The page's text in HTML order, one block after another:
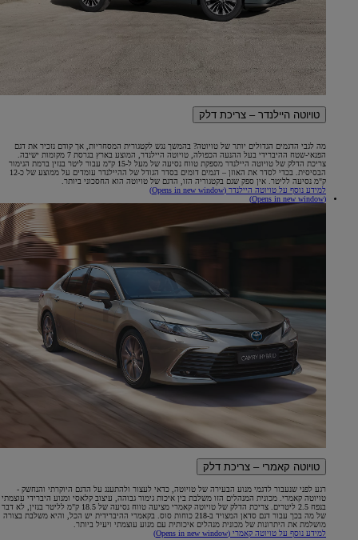
טויוטה היילנדר – צריכת דלק
מה לגבי הדגמים הגדולים יותר של טויוטה? בהמשך נגש לקטגורית המסחריות, אך קודם נזכיר את דגם
הפנאי-שטח ההיברידי בעל ההנעה הכפולה, טויוטה היילנדר, המוצע בארץ בגרסת 7 מקומות ישיבה.
צריכת הדלק של טויוטה היילנדר מספקת טווח נסיעה של מעל ל-15 ק"מ עבור ליטר בנזין ברמת הגימור
הבסיסית. בכדי לסדר את האוזן – דגמים דומים בסדר הגודל של ההיילנדר עומדים על ממוצע של כ-12
ק"מ נסיעה לליטר. אין ספק שגם בקטגוריה הזו, הדגם של טויוטה הוא החסכוני ביותר.
למידע נוסף על טויוטה היילנדר (Opens in new window)
(Opens in new window)
טויוטה קאמרי – צריכת דלק
רגע לפני שנעבור לדגמי מנוע הבעירה של טויוטה, כדאי לעצור ולהתענג על הדגם היוקרתי והנחשק -
טויוטה קאמרי. מכונית המנהלים הזו משלבת בין איכות גימור גבוהה, עיצוב קלאסי ומנוע היברידי עוצמתי
בנפח 2.5 ליטרים. צריכת הדלק של טויוטה קאמרי מציעה טווח נסיעה של 18.5 ק"מ לליטר בנזין, לא דבר
של מה בכך עבור דגם סדאן המצויד ב-218 כוחות סוס. בקאמרי ההיברידית יש הכל, והיא משלבת בצורה
מושלמת את היתרונות של מכונית מנהלים איכותית עם מנוע עוצמתי ויעיל ביותר.
למידע נוסף על טויוטה קאמרי (Opens in new window)